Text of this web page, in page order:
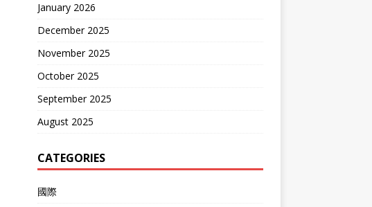
January 2026
December 2025
November 2025
October 2025
September 2025
August 2025
CATEGORIES
國際